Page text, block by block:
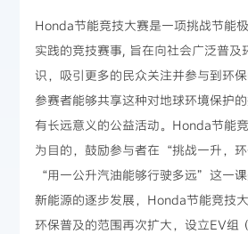
Honda节能竞技大赛是一项挑战节能
实践的竞技赛事, 旨在向社会广泛普及
识，吸引更多的民众关注并参与到环
参赛者能够共享这种对地球环境保护
有长远意义的公益活动。Honda节能
为目的，鼓励参与者在“挑战一升，
“用一公升汽油能够行驶多远”这一
新能源的逐步发展，Honda节能竞技
环保普及的范围再次扩大，设立EV组